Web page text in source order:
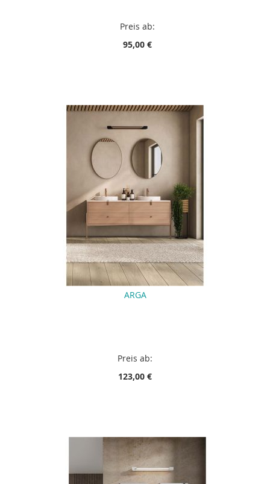
Preis ab:
95,00 €
ARGA
Preis ab:
123,00 €